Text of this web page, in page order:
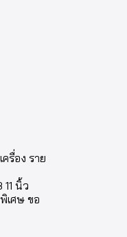
ครื่อง ราย
11 นิ้ว
เศษ ขอ